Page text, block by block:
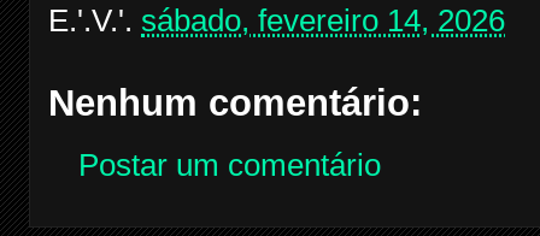
E.'.V.'. sábado, fevereiro 14, 2026
Nenhum comentário:
Postar um comentário